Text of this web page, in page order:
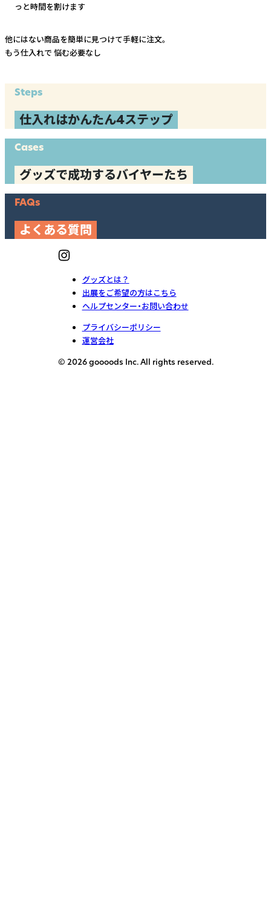
っと時間を割けます
他にはない商品を簡単に見つけて手軽に注文。
もう仕入れで 悩む必要なし
Steps
仕入れはかんたん4ステップ
Cases
グッズで成功するバイヤーたち
FAQs
よくある質問
グッズとは？
出展をご希望の方はこちら
ヘルプセンター・お問い合わせ
プライバシーポリシー
運営会社
© 2026 goooods Inc. All rights reserved.